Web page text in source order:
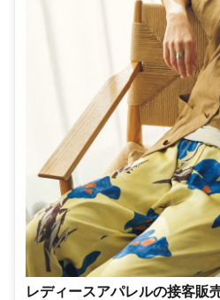
レディースアパレルの接客販